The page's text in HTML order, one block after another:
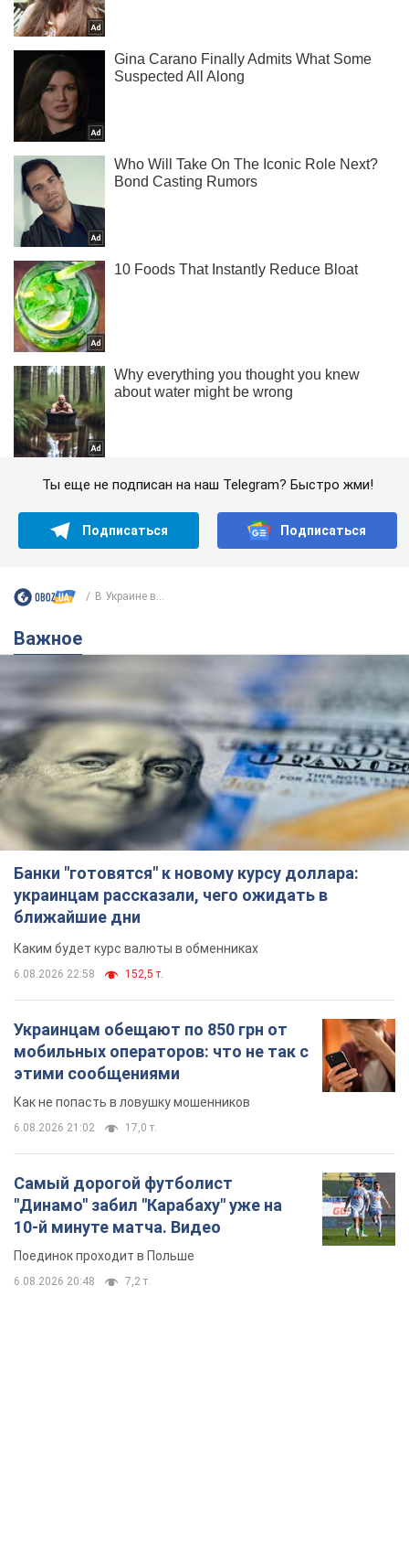
Ты еще не подписан на наш Telegram? Быстро жми!
Подписаться Подписаться
В Украине в...
Важное
Банки "готовятся" к новому курсу доллара:
украинцам рассказали, чего ожидать в
ближайшие дни
Каким будет курс валюты в обменниках
6.08.2026 22:58 152,5 т.
Украинцам обещают по 850 грн от
мобильных операторов: что не так с
этими сообщениями
Как не попасть в ловушку мошенников
6.08.2026 21:02 17,0 т.
Самый дорогой футболист
"Динамо" забил "Карабаху" уже на
10-й минуте матча. Видео
Поединок проходит в Польше
6.08.2026 20:48 7,2 т.